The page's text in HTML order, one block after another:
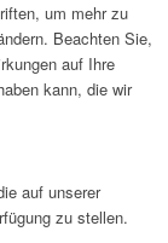
um mehr zu
Beachten Sie,
auf Ihre
kann, die wir
auf unserer
zu stellen.